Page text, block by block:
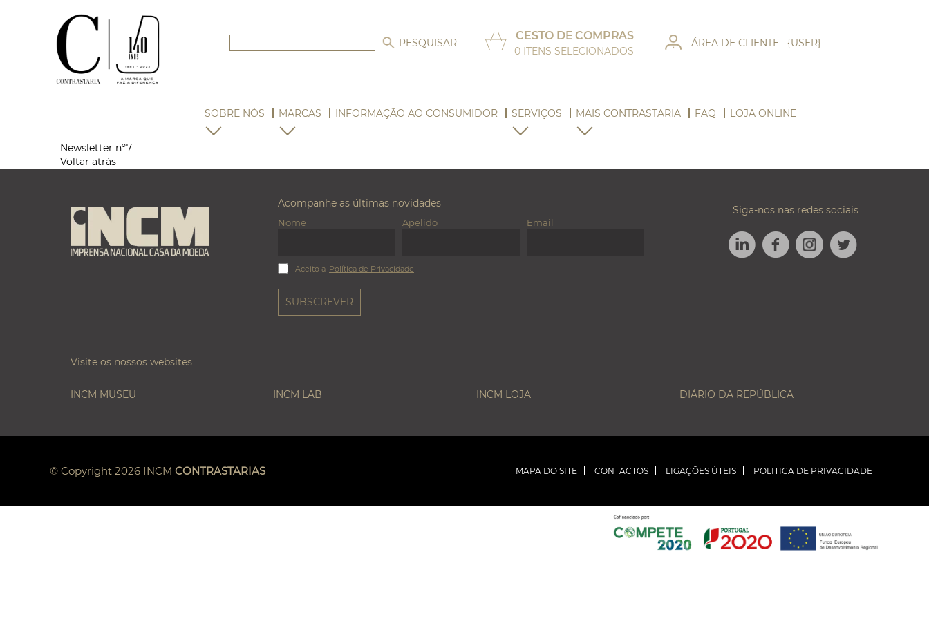
ÁREA DE CLIENTE {USER}
CESTO DE COMPRAS
0 ITENS SELECIONADOS
SOBRE NÓS MARCAS INFORMAÇÃO AO CONSUMIDOR SERVIÇOS MAIS CONTRASTARIA FAQ LOJA ONLINE
Newsletter nº7
Voltar atrás
Acompanhe as últimas novidades
Nome Apelido Email
Aceito a Política de Privacidade
Siga-nos nas redes sociais
LINKEDINFACEBOOK
INSTAGRAM
Visite os nossos websites
INCM MUSEU INCM LAB INCM LOJA DIÁRIO DA REPÚBLICA
MAPA DO SITE CONTACTOS LIGAÇÕES ÚTEIS POLITICA DE PRIVACIDADE
© Copyright 2026 INCM CONTRASTARIAS